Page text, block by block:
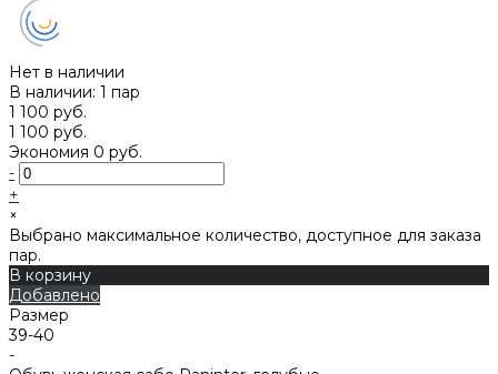
Нет в наличии
В наличии: 1 пар
1 100 руб.
1 100 руб.
Экономия 0 руб.
-
+
×
Выбрано максимальное количество, доступное для заказа
пар.
В корзину
Добавлено
Размер
39-40
-